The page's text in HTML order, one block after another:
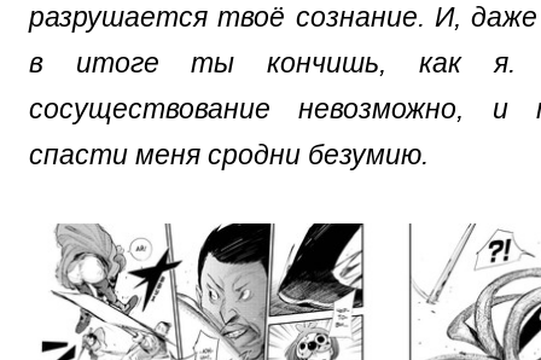
разрушается твоё сознание. И,
в итоге ты кончишь, как я.
сосуществование невозможно, и
спасти меня сродни безумию.